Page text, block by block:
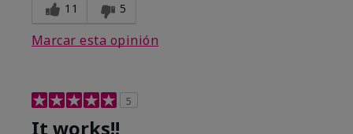
11 5
Marcar esta opinión
5
It works!!